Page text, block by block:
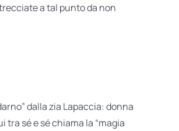
a tal punto da non
dalla zia Lapaccia: donna
sé e sé chiama la “magia